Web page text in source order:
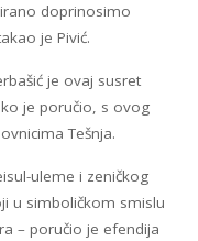
doprinosimo
je Pivić.
je ovaj susret
je poručio, s ovog
Tešnja.
uleme i zeničkog
u simboličkom smislu
– poručio je efendija